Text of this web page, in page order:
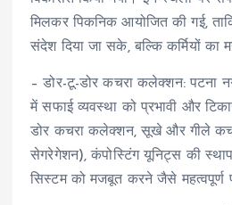
मिलकर पिकनिक आयोजित की गई,
संदेश दिया जा सके, बल्कि कर्मियों का
– डोर-टू-डोर कचरा कलेक्शन: पटना
में सफाई व्यवस्था को प्रभावी और
डोर कचरा कलेक्शन, सूखे और गीले
सेगरेगेशन), कंपोस्टिंग यूनिट्स की
सिस्टम को मजबूत करने जैसे महत्वपूर्ण